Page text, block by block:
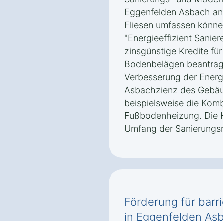
Eggenfelden Asbach
Fliesen umfassen
"Energieeffizient
zinsgünstige Kredite
Bodenbelägen
Verbesserung der
Asbachzienz des
beispielsweise die
Fußbodenheizung. Die
Umfang der
Förderung für
in Eggenfelden